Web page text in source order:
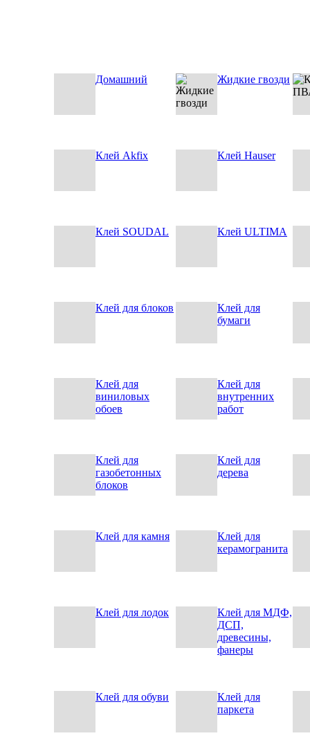
Домашний Жидкие гвозди
Клей Akfix Клей Hauser
Клей SOUDAL Клей ULTIMA
Клей для блоков
Клей для
бумаги
Клей для
виниловых
обоев
Клей для
внутренних
работ
Клей для
газобетонных
блоков
Клей для
дерева
Клей для камня
Клей для
керамогранита
Клей для лодок
Клей для МДФ,
ДСП,
древесины,
фанеры
Клей для обуви
Клей для
паркета